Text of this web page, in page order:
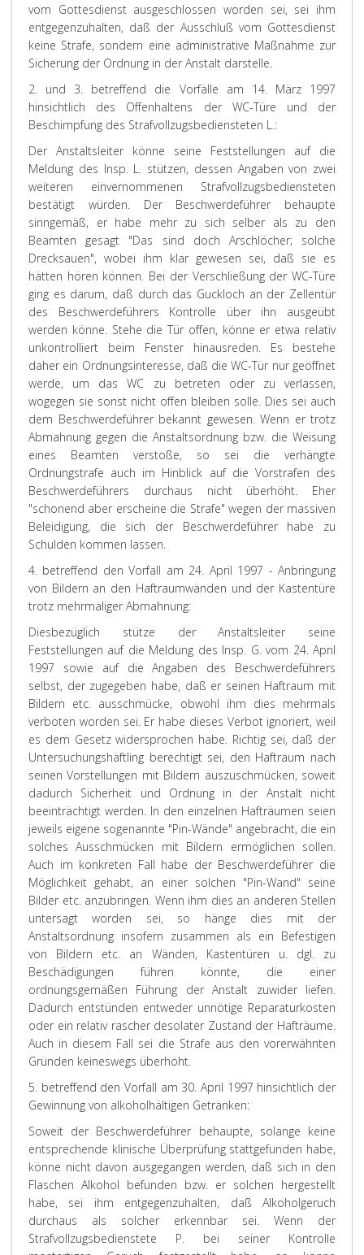
vom Gottesdienst ausgeschlossen worden sei, sei ihm
entgegenzuhalten, daß der Ausschluß vom Gottesdienst
keine Strafe, sondern eine administrative Maßnahme zur
Sicherung der Ordnung in der Anstalt darstelle.
2. und 3. betreffend die Vorfälle am 14. März 1997
hinsichtlich des Offenhaltens der WC-Türe und der
Beschimpfung des Strafvollzugsbediensteten L.:
Der Anstaltsleiter könne seine Feststellungen auf die
Meldung des Insp. L. stützen, dessen Angaben von zwei
weiteren einvernommenen Strafvollzugsbediensteten
bestätigt würden. Der Beschwerdeführer behaupte
sinngemäß, er habe mehr zu sich selber als zu den
Beamten gesagt "Das sind doch Arschlöcher; solche
Drecksauen", wobei ihm klar gewesen sei, daß sie es
hätten hören können. Bei der Verschließung der WC-Türe
ging es darum, daß durch das Guckloch an der Zellentür
des Beschwerdeführers Kontrolle über ihn ausgeübt
werden könne. Stehe die Tür offen, könne er etwa relativ
unkontrolliert beim Fenster hinausreden. Es bestehe
daher ein Ordnungsinteresse, daß die WC-Tür nur geöffnet
werde, um das WC zu betreten oder zu verlassen,
wogegen sie sonst nicht offen bleiben solle. Dies sei auch
dem Beschwerdeführer bekannt gewesen. Wenn er trotz
Abmahnung gegen die Anstaltsordnung bzw. die Weisung
eines Beamten verstoße, so sei die verhängte
Ordnungstrafe auch im Hinblick auf die Vorstrafen des
Beschwerdeführers durchaus nicht überhöht. Eher
"schonend aber erscheine die Strafe" wegen der massiven
Beleidigung, die sich der Beschwerdeführer habe zu
Schulden kommen lassen.
4. betreffend den Vorfall am 24. April 1997 - Anbringung
von Bildern an den Haftraumwänden und der Kastentüre
trotz mehrmaliger Abmahnung:
Diesbezüglich stütze der Anstaltsleiter seine
Feststellungen auf die Meldung des Insp. G. vom 24. April
1997 sowie auf die Angaben des Beschwerdeführers
selbst, der zugegeben habe, daß er seinen Haftraum mit
Bildern etc. ausschmücke, obwohl ihm dies mehrmals
verboten worden sei. Er habe dieses Verbot ignoriert, weil
es dem Gesetz widersprochen habe. Richtig sei, daß der
Untersuchungshäftling berechtigt sei, den Haftraum nach
seinen Vorstellungen mit Bildern auszuschmücken, soweit
dadurch Sicherheit und Ordnung in der Anstalt nicht
beeinträchtigt werden. In den einzelnen Hafträumen seien
jeweils eigene sogenannte "Pin-Wände" angebracht, die ein
solches Ausschmücken mit Bildern ermöglichen sollen.
Auch im konkreten Fall habe der Beschwerdeführer die
Möglichkeit gehabt, an einer solchen "Pin-Wand" seine
Bilder etc. anzubringen. Wenn ihm dies an anderen Stellen
untersagt worden sei, so hänge dies mit der
Anstaltsordnung insofern zusammen als ein Befestigen
von Bildern etc. an Wänden, Kastentüren u. dgl. zu
Beschädigungen führen könnte, die einer
ordnungsgemäßen Führung der Anstalt zuwider liefen.
Dadurch entstünden entweder unnötige Reparaturkosten
oder ein relativ rascher desolater Zustand der Hafträume.
Auch in diesem Fall sei die Strafe aus den vorerwähnten
Gründen keineswegs überhöht.
5. betreffend den Vorfall am 30. April 1997 hinsichtlich der
Gewinnung von alkoholhältigen Getränken:
Soweit der Beschwerdeführer behaupte, solange keine
entsprechende klinische Überprüfung stattgefunden habe,
könne nicht davon ausgegangen werden, daß sich in den
Flaschen Alkohol befunden bzw. er solchen hergestellt
habe, sei ihm entgegenzuhalten, daß Alkoholgeruch
durchaus als solcher erkennbar sei. Wenn der
Strafvollzugsbedienstete P. bei seiner Kontrolle